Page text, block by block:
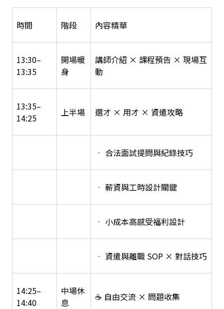
時間 階段 內容精華
13:30–
13:35
開場暖
身
講師介紹 × 課程預告 × 現場互
動
13:35–
14:25
上半場 選才 × 用才 × 資遣攻略
‐ 合法面試提問與紀錄技巧
‐ 薪資與工時設計關鍵
‐ 小成本高感受福利設計
‐ 資遣與離職 SOP × 對話技巧
14:25–
14:40
中場休
息
☕ 自由交流 × 問題收集